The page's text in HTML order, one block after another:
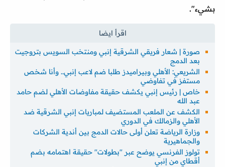
بشيء".
صورة | شعار فريقي الشرقية إنبي ومنتخب السويس بتروجيت
بعد الدمج
الشريعي: الأهلي وبيراميدز طلبا ضم لاعب إنبي.. وأنا شخص
مستفز في تفاوضي
خاص | رئيس إنبي يكشف حقيقة مفاوضات الأهلي لضم حامد
عبد الله
الكشف عن الملعب المستضيف لمباريات إنبي الشرقية ضد
الأهلي والزمالك في الدوري
وزارة الرياضة تعلن أولى حالات الدمج بين أندية الشركات
والجماهيرية
تولوز الفرنسي يوضح عبر "بطولات" حقيقة اهتمامه بضم
أقطاي من إنبي